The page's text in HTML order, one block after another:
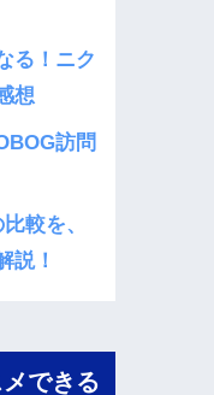
る！ニク
想
訪問
較を、
説！
できる